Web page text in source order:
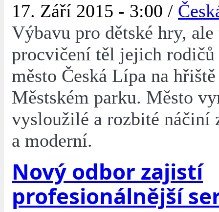
17. Září 2015 - 3:00 /
Výbavu pro dětské hry, ale
procvičení těl jejich
město Česká Lípa na
Městském parku. Město
vysloužilé a rozbité náčiní
a moderní.
Nový odbor zajistí
profesionálnější